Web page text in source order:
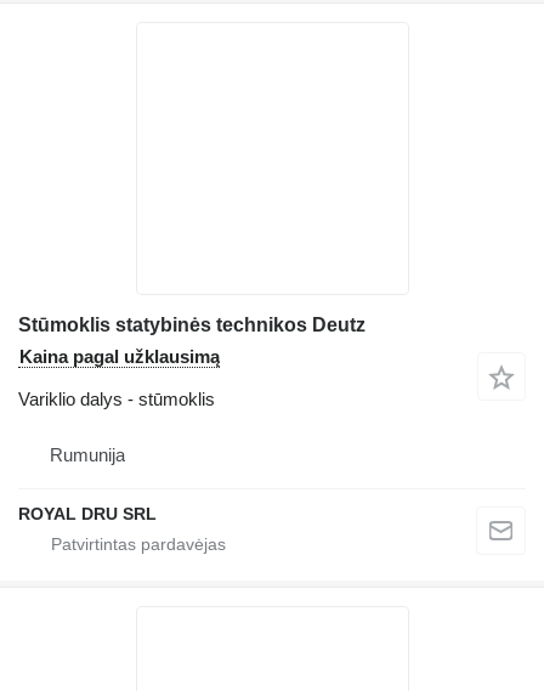
Stūmoklis statybinės technikos Deutz
Kaina pagal užklausimą
Variklio dalys - stūmoklis
Rumunija
ROYAL DRU SRL